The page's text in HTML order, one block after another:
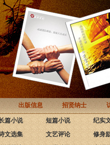
出版信息 招贤纳士
篇小说 短篇小说 纪实
文选集 文艺评论 修身